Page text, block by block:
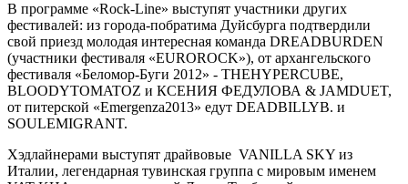
В программе «Rock-Line» выступят участники других
фестивалей: из города-побратима Дуйсбурга подтвердили
свой приезд молодая интересная команда DREADBURDEN
(участники фестиваля «EUROROCK»), от архангельского
фестиваля «Беломор-Буги 2012» - THEHYPERCUBE,
BLOODYTOMATOZ и КСЕНИЯ ФЕДУЛОВА & JAMDUET,
от питерской «Emergenza2013» едут DEADBILLYB. и
SOULEMIGRANT.
Хэдлайнерами выступят драйвовые VANILLA SKY из
Италии, легендарная тувинская группа с мировым именем